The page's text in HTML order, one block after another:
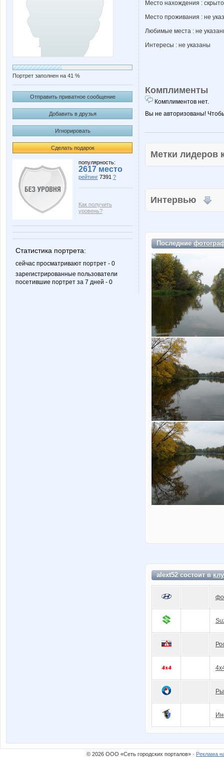
Портрет заполнен на 41 %
Отправить приватное сообщение
Добавить в друзья
Игнорировать
Сделать подарок
популярность:
2617 место
рейтинг 7391 ?
Как получить
уровень?
Статистика портрета:
сейчас просматривают портрет - 0
зарегистрированные пользователи
посетившие портрет за 7 дней - 0
Место нахождения : скрыто
Место проживания : не
Любимые места : не
Интересы : не указаны
Комплименты
Комплиментов нет.
Вы не авторизованы!
Метки
Интервью
Последние
alext52 состоит в
© 2026 ООО «Сеть городских порталов» · Реклама